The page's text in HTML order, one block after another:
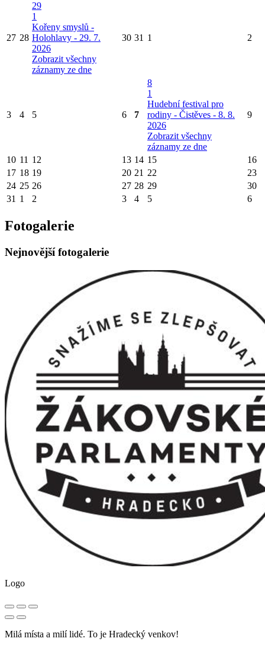
27 28
29
1
Kořeny smyslů -
Holohlavy - 29. 7.
2026
Zobrazit všechny
záznamy ze dne
30 31 1 2
3 4 5 6 7
8
1
Hudební festival pro
rodiny - Čistěves - 8. 8.
2026
Zobrazit všechny
záznamy ze dne
9
10 11 12 13 14 15
16
17 18 19 20 21 22
23
24 25 26 27 28 29
30
31 1 2 3 4 5 6
Fotogalerie
Nejnovější fotogalerie
Logo
Milá místa a milí lidé. To je Hradecký venkov!